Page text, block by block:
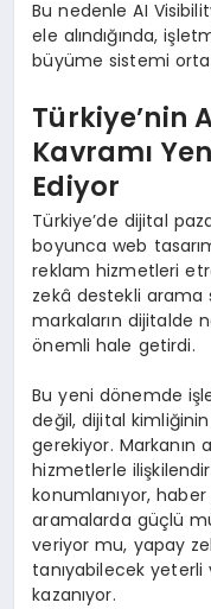
Bu nedenle AI
ele alındığında,
büyüme sistemi
Türkiye’nin
Kavramı
Ediyor
Türkiye’de dijital
boyunca web
reklam hizmetleri
zekâ destekli arama
markaların dijitalde
önemli hale getirdi.
Bu yeni dönemde
değil, dijital
gerekiyor. Markanın
hizmetlerle
konumlanıyor,
aramalarda güçlü
veriyor mu, yapay
tanıyabilecek
kazanıyor.